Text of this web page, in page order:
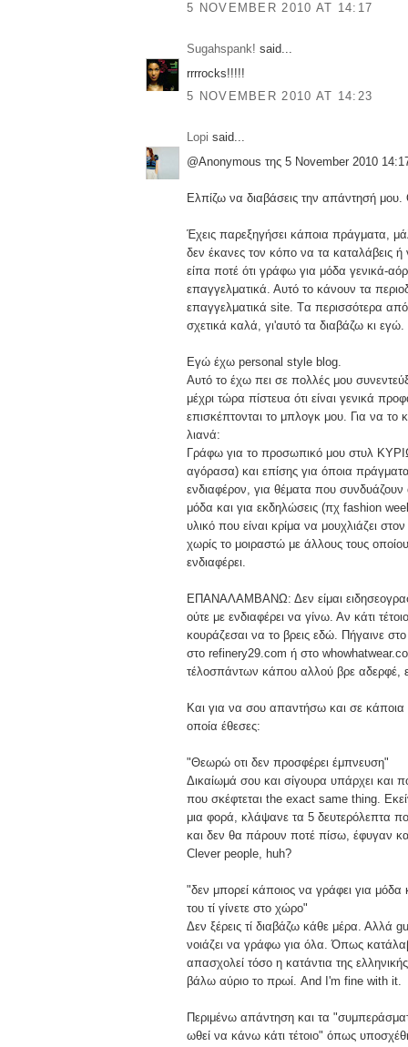
5 NOVEMBER 2010 AT 14:17
Sugahspank! said...
rrrrocks!!!!!
5 NOVEMBER 2010 AT 14:23
Lopi said...
@Anonymous της 5 November 2010
Ελπίζω να διαβάσεις την απάντησή
Έχεις παρεξηγήσει κάποια πράγματα,
δεν έκανες τον κόπο να τα καταλάβεις ή
είπα ποτέ ότι γράφω για μόδα γενικά-
επαγγελματικά. Αυτό το κάνουν τα
επαγγελματικά site. Tα περισσότερα
σχετικά καλά, γι'αυτό τα διαβάζω κι εγώ.
Εγώ έχω personal style blog.
Αυτό το έχω πει σε πολλές μου
μέχρι τώρα πίστευα ότι είναι γενικά
επισκέπτονται το μπλογκ μου. Για να το
λιανά:
Γράφω για το προσωπικό μου στυλ
αγόρασα) και επίσης για όποια
ενδιαφέρον, για θέματα που συνδυάζουν
μόδα και για εκδηλώσεις (πχ fashion
υλικό που είναι κρίμα να μουχλιάζει
χωρίς το μοιραστώ με άλλους τους
ενδιαφέρει.
ΕΠΑΝΑΛΑΜΒΑΝΩ: Δεν είμαι
ούτε με ενδιαφέρει να γίνω. Αν κάτι
κουράζεσαι να το βρεις εδώ. Πήγαινε
στο refinery29.com ή στο
τέλοσπάντων κάπου αλλού βρε αδερφέ,
Και για να σου απαντήσω και σε κάποια
οποία έθεσες:
"Θεωρώ οτι δεν προσφέρει έμπνευση"
Δικαίωμά σου και σίγουρα υπάρχει και
που σκέφτεται the exact same thing.
μια φορά, κλάψανε τα 5 δευτερόλεπτα
και δεν θα πάρουν ποτέ πίσω, έφυγαν
Clever people, huh?
"δεν μπορεί κάποιος να γράφει για μόδα
του τί γίνετε στο χώρο"
Δεν ξέρεις τί διαβάζω κάθε μέρα. Αλλά
νοιάζει να γράφω για όλα. Όπως
απασχολεί τόσο η κατάντια της
βάλω αύριο το πρωί. And I'm fine with it.
Περιμένω απάντηση και τα
ωθεί να κάνω κάτι τέτοιο" όπως